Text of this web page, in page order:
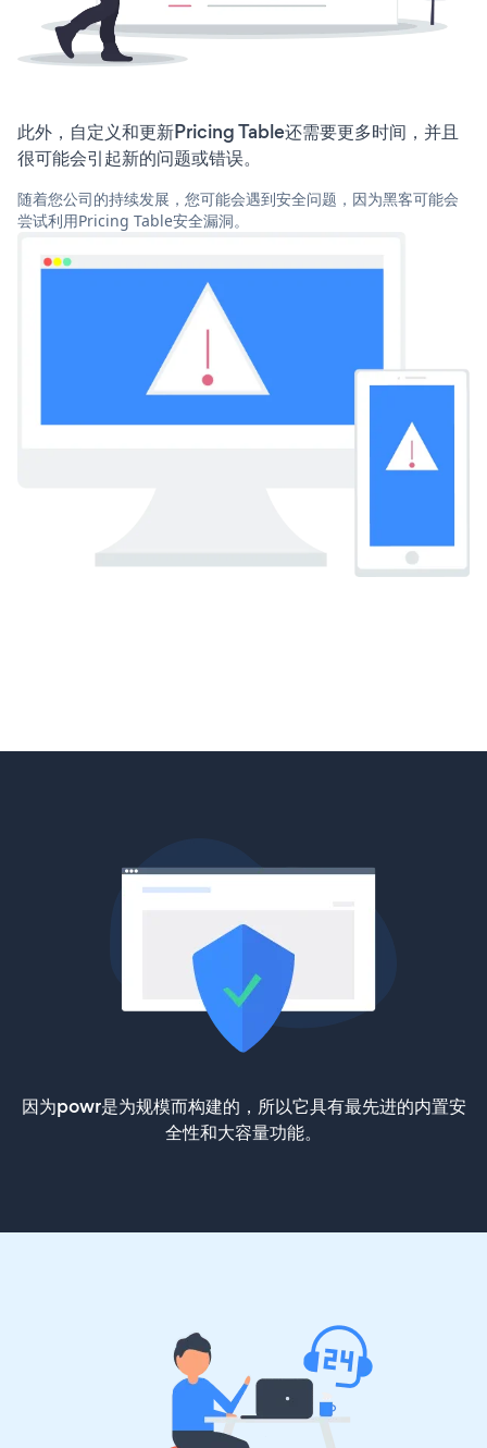
此外，自定义和更新Pricing Table还需要更多时间，并且
很可能会引起新的问题或错误。
随着您公司的持续发展，您可能会遇到安全问题，因为黑客可能会
尝试利用Pricing Table安全漏洞。
因为powr是为规模而构建的，所以它具有最先进的内置安
全性和大容量功能。